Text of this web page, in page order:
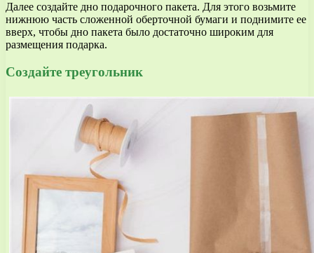
Далее создайте дно подарочного пакета. Для этого возьмите
нижнюю часть сложенной оберточной бумаги и поднимите ее
вверх, чтобы дно пакета было достаточно широким для
размещения подарка.
Создайте треугольник